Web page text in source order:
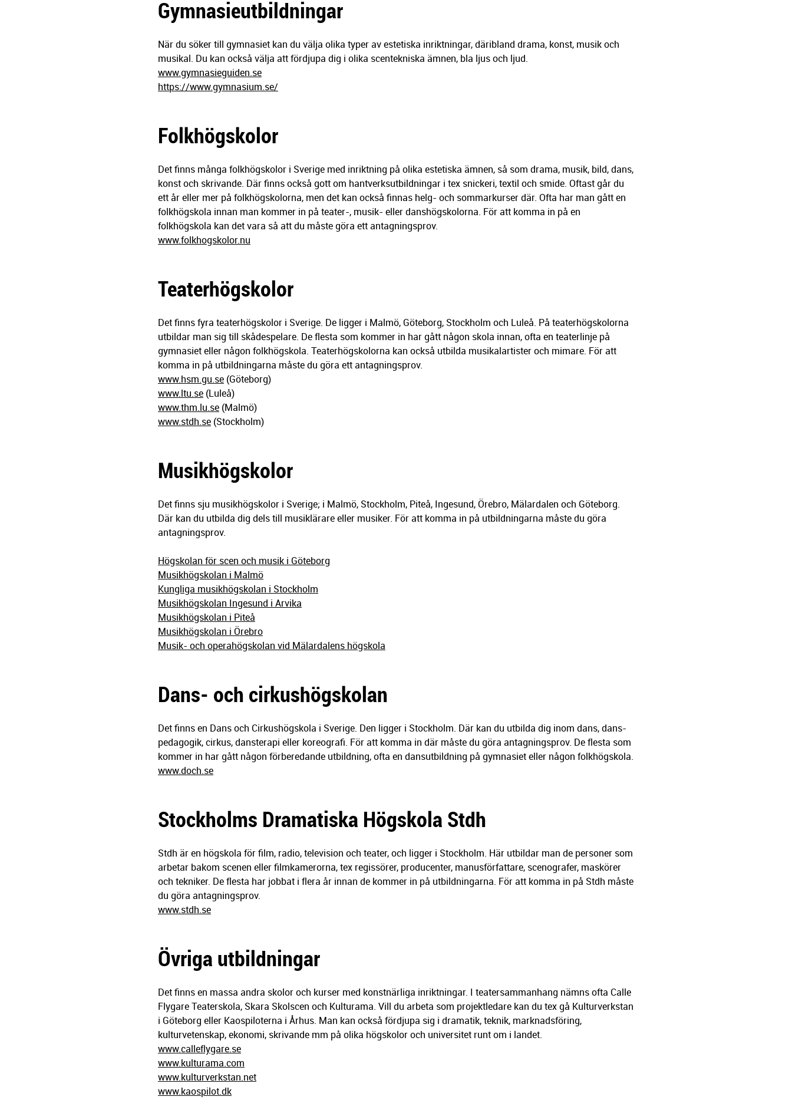
Gymnasieutbildningar
När du söker till gymnasiet kan du välja olika typer av estetiska inriktningar, däribland drama, konst, musik och
musikal. Du kan också välja att fördjupa dig i olika scentekniska ämnen, bla ljus och ljud.
www.gymnasieguiden.se
https://www.gymnasium.se/
Folkhögskolor
Det finns många folkhögskolor i Sverige med inriktning på olika estetiska ämnen, så som drama, musik, bild, dans,
konst och skrivande. Där finns också gott om hantverksutbildningar i tex snickeri, textil och smide. Oftast går du
ett år eller mer på folkhögskolorna, men det kan också finnas helg- och sommarkurser där. Ofta har man gått en
folkhögskola innan man kommer in på teater-, musik- eller danshögskolorna. För att komma in på en
folkhögskola kan det vara så att du måste göra ett antagningsprov.
www.folkhogskolor.nu
Teaterhögskolor
Det finns fyra teaterhögskolor i Sverige. De ligger i Malmö, Göteborg, Stockholm och Luleå. På teaterhögskolorna
utbildar man sig till skådespelare. De flesta som kommer in har gått någon skola innan, ofta en teaterlinje på
gymnasiet eller någon folkhögskola. Teaterhögskolorna kan också utbilda musikalartister och mimare. För att
komma in på utbildningarna måste du göra ett antagningsprov.
www.hsm.gu.se (Göteborg)
www.ltu.se (Luleå)
www.thm.lu.se (Malmö)
www.stdh.se (Stockholm)
Musikhögskolor
Det finns sju musikhögskolor i Sverige; i Malmö, Stockholm, Piteå, Ingesund, Örebro, Mälardalen och Göteborg.
Där kan du utbilda dig dels till musiklärare eller musiker. För att komma in på utbildningarna måste du göra
antagningsprov.
Högskolan för scen och musik i Göteborg
Musikhögskolan i Malmö
Kungliga musikhögskolan i Stockholm
Musikhögskolan Ingesund i Arvika
Musikhögskolan i Piteå
Musikhögskolan i Örebro
Musik- och operahögskolan vid Mälardalens högskola
Dans- och cirkushögskolan
Det finns en Dans och Cirkushögskola i Sverige. Den ligger i Stockholm. Där kan du utbilda dig inom dans, dans-
pedagogik, cirkus, dansterapi eller koreografi. För att komma in där måste du göra antagningsprov. De flesta som
kommer in har gått någon förberedande utbildning, ofta en dansutbildning på gymnasiet eller någon folkhögskola.
www.doch.se
Stockholms Dramatiska Högskola Stdh
Stdh är en högskola för film, radio, television och teater, och ligger i Stockholm. Här utbildar man de personer som
arbetar bakom scenen eller filmkamerorna, tex regissörer, producenter, manusförfattare, scenografer, maskörer
och tekniker. De flesta har jobbat i flera år innan de kommer in på utbildningarna. För att komma in på Stdh måste
du göra antagningsprov.
www.stdh.se
Övriga utbildningar
Det finns en massa andra skolor och kurser med konstnärliga inriktningar. I teatersammanhang nämns ofta Calle
Flygare Teaterskola, Skara Skolscen och Kulturama. Vill du arbeta som projektledare kan du tex gå Kulturverkstan
i Göteborg eller Kaospiloterna i Århus. Man kan också fördjupa sig i dramatik, teknik, marknadsföring,
kulturvetenskap, ekonomi, skrivande mm på olika högskolor och universitet runt om i landet.
www.calleflygare.se
www.kulturama.com
www.kulturverkstan.net
www.kaospilot.dk